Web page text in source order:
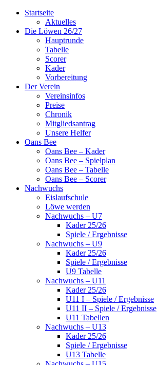
Startseite
Aktuelles
Die Löwen 26/27
Hauptrunde
Tabelle
Scorer
Kader
Vorbereitung
Der Verein
Vereinsinfos
Preise
Chronik
Mitgliedsantrag
Unsere Helfer
Oans Bee
Oans Bee – Kader
Oans Bee – Spielplan
Oans Bee – Tabelle
Oans Bee – Scorer
Nachwuchs
Eislaufschule
Löwe werden
Nachwuchs – U7
Kader 25/26
Spiele / Ergebnisse
Nachwuchs – U9
Kader 25/26
Spiele / Ergebnisse
U9 Tabelle
Nachwuchs – U11
Kader 25/26
U11 I – Spiele / Ergebnisse
U11 II – Spiele / Ergebnisse
U11 Tabellen
Nachwuchs – U13
Kader 25/26
Spiele / Ergebnisse
U13 Tabelle